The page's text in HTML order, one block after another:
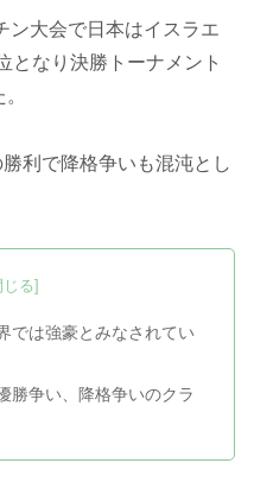
ン大会で日本はイスラエ
となり決勝トーナメント
利で降格争いも混沌とし
では強豪とみなされてい
勝争い、降格争いのクラ